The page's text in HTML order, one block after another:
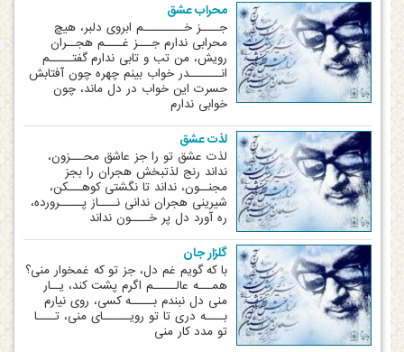
محراب عشق
جــــز خـــــــــم ابروی دلبر، هیچ
محرابی ندارم جـــز غــــم هجــران
رویش، من تب و تابی ندارم گفتـــــم
انـــــــدر خواب بینم چهره چون آفتابش
حسرت این خواب در دل ماند، چون
خوابی ندارم
لذت عشق
لذت عشق تو را جز عاشق محـــزون،
نداند رنج لذت‏بخش هجران را بجز
مجنــون، نداند تا نگشتی کوهـــکن،
شیرینی هجران ندانی نــــاز پـــــرورده،
ره آورد دل پر خــــون نداند
گلزار جان
با که گویم غم دل، جز تو که غمخوار منی؟
همـــه عالـــــم اگرم پشت کند، یــار
منی دل نبندم بـــــه کسی، روی نیارم
بــــه دری تا تو رویــــــای منی، تــــا
تو مدد کار منی